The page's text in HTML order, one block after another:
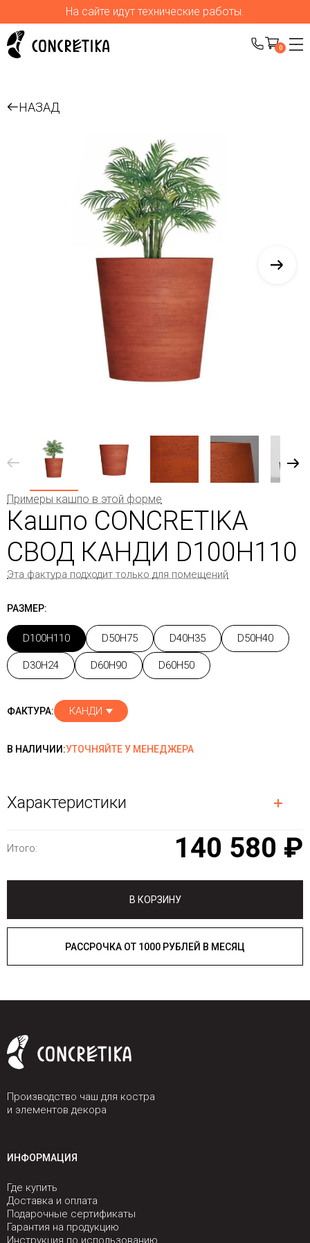
На сайте идут технические работы.
0
НАЗАД
Примеры кашпо в этой форме
Кашпо CONCRETIKA
СВОД КАНДИ D100H110
Эта фактура подходит только для помещений
РАЗМЕР:
D100H110 D50H75 D40H35 D50H40
D30H24 D60H90 D60H50
ФАКТУРА: КАНДИ
В НАЛИЧИИ:УТОЧНЯЙТЕ У МЕНЕДЖЕРА
Характеристики
Итого: 140 580 ₽
В КОРЗИНУ
РАССРОЧКА ОТ 1000 РУБЛЕЙ В МЕСЯЦ
Производство чаш для костра
и элементов декора
ИНФОРМАЦИЯ
Где купить
Доставка и оплата
Подарочные сертификаты
Гарантия на продукцию
Инструкция по использованию